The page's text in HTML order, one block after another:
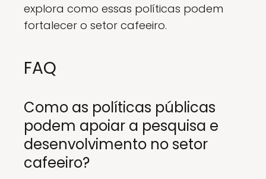
explora como essas políticas podem
fortalecer o setor cafeeiro.
FAQ
Como as políticas públicas
podem apoiar a pesquisa e
desenvolvimento no setor
cafeeiro?